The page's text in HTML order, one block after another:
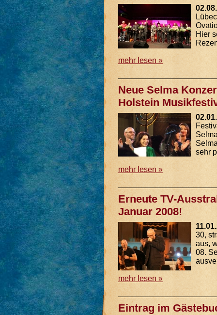
Hier
mehr lesen »
Neue Selma
Holstein
sehr
mehr lesen »
Erneute TV-
Januar 2008!
30,
aus,
08.
mehr lesen »
Eintrag im